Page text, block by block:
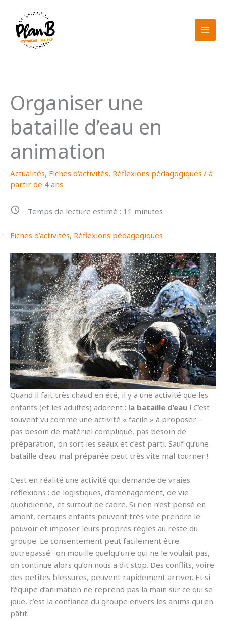
contenu
Organiser une
bataille d’eau en
animation
Actualités, Fiches d'activités, Réflexions pédagogiques / à
partir de 4 ans
Temps de lecture estimé : 11 minutes
Fiches d’activités, Réflexions pédagogiques
Quand il fait très chaud en été, il y a une activité que les
enfants (et les adultes) adorent : la bataille d’eau ! C’est
souvent vu comme une activité « facile » à proposer –
pas besoin de matériel compliqué, pas besoin de
préparation, on sort les seaux et c’est parti. Sauf qu’une
bataille d’eau mal préparée peut très vite mal tourner !
C’est en réalité une activité qui demande de vraies
réflexions : de logistiques, d’aménagement, de vie
quotidienne, et surtout de cadre. Si rien n’est pensé en
amont, certains enfants peuvent très vite prendre le
pouvoir et imposer leurs propres règles au reste du
groupe. Le consentement peut facilement être
outrepassé : on mouille quelqu’un·e qui ne le voulait pas,
on continue alors qu’on nous a dit stop. Des conflits, voire
des petites blessures, peuvent rapidement arriver. Et si
l’équipe d’animation ne reprend pas la main sur ce qui se
joue, c’est la confiance du groupe envers les anims qui en
pâtit.